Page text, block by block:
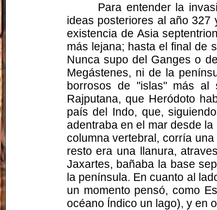
Para entender la
ideas posteriores al año
existencia de Asia
más lejana; hasta el final de
Nunca supo del Ganges o
Megástenes, ni de la
borrosos de "islas" más
Rajputana, que Heródoto
país del Indo, que,
adentraba en el mar desde
columna vertebral, corría
resto era una llanura,
Jaxartes, bañaba la base
la península. En cuanto al
un momento pensó, como
océano Índico un lago), y en